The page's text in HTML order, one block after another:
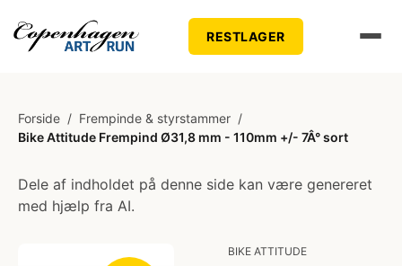
RESTLAGER
Forside / Frempinde & styrstammer /
Bike Attitude Frempind Ø31,8 mm - 110mm +/- 7Â° sort
Dele af indholdet på denne side kan være genereret
med hjælp fra AI.
BIKE ATTITUDE